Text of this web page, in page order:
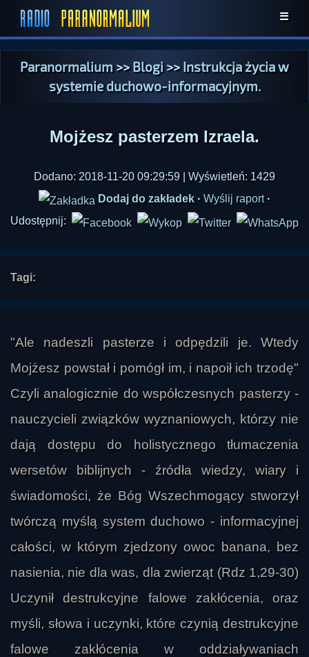
☰
Paranormalium>>Blogi>>Instrukcja życia w
systemie duchowo-informacyjnym.
Mojżesz pasterzem Izraela.
Dodano: 2018-11-20 09:29:59 | Wyświetleń: 1429
Dodaj do zakładek · Wyślij raport ·
Udostępnij:
Tagi:
"Ale nadeszli pasterze i odpędzili je. Wtedy
Mojżesz powstał i pomógł im, i napoił ich trzodę"
Czyli analogicznie do współczesnych pasterzy -
nauczycieli związków wyznaniowych, którzy nie
dają dostępu do holistycznego tłumaczenia
wersetów biblijnych - źródła wiedzy, wiary i
świadomości, że Bóg Wszechmogący stworzył
twórczą myślą system duchowo - informacyjnej
całości, w którym zjedzony owoc banana, bez
nasienia, nie dla was, dla zwierząt (Rdz 1,29-30)
Uczynił destrukcyjne falowe zakłócenia, oraz
myśli, słowa i uczynki, które czynią destrukcyjne
falowe zakłócenia w oddziaływaniach